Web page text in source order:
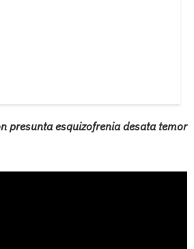
presunta esquizofrenia desata temor